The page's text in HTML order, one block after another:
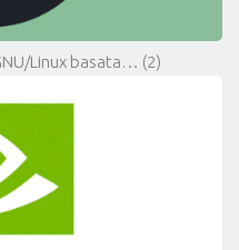
Linux basata… (2)